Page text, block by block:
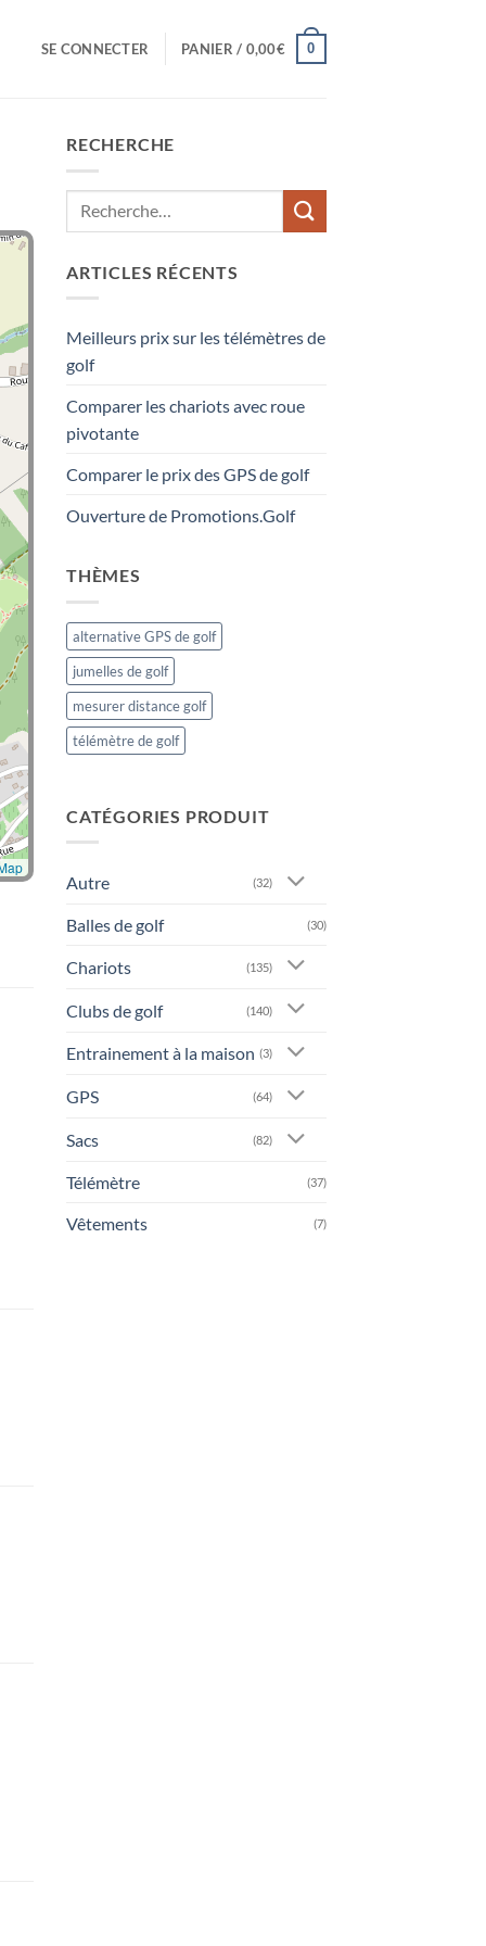
SE CONNECTER PANIER / 0,00€ 0
RECHERCHE
ARTICLES RÉCENTS
Meilleurs prix sur les télémètres de
golf
Comparer les chariots avec roue
pivotante
Comparer le prix des GPS de golf
Ouverture de Promotions.Golf
THÈMES
alternative GPS de golf
jumelles de golf
mesurer distance golf
télémètre de golf
CATÉGORIES PRODUIT
Autre (32)
Balles de golf (30)
Chariots (135)
Clubs de golf (140)
Entrainement à la maison (3)
GPS (64)
Sacs (82)
Télémètre (37)
Vêtements (7)